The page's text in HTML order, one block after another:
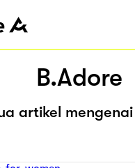
B.Adore
artikel